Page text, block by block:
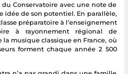
Conservatoire avec une note de
idée de son potentiel. En parallèle,
préparatoire à l’enseignement
à rayonnement régional de
la musique classique en France, où
forment chaque année 2 500